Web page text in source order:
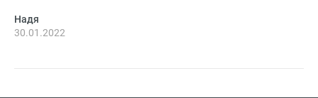
Надя
30.01.2022